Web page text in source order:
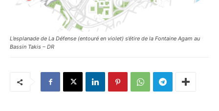
L’esplanade de La Défense (entouré en violet) s’étire de la Fontaine Agam au
Bassin Takis – DR